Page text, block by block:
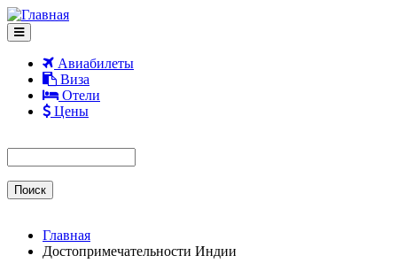
Перейти к основному содержанию
Авиабилеты
Виза
Отели
Цены
Главная
Достопримечательности Индии